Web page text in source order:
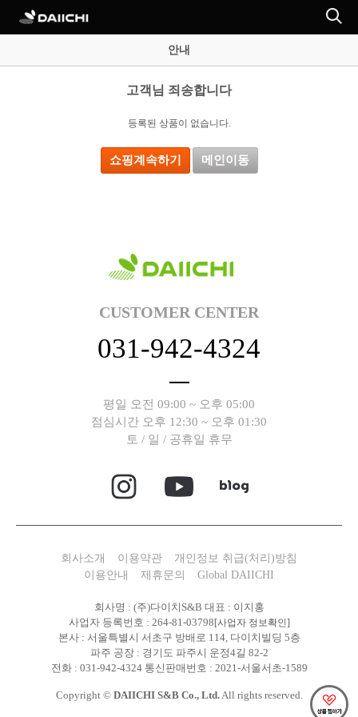
안내
고객님 죄송합니다
등록된 상품이 없습니다.
쇼핑계속하기 메인이동
CUSTOMER CENTER
031-942-4324
평일 오전 09:00 ~ 오후 05:00
점심시간 오후 12:30 ~ 오후 01:30
토 / 일 / 공휴일 휴무
회사소개 이용약관
개인정보 취급(처리)방침
이용안내
제휴문의 Global DAIICHI
회사명 : (주)다이치S&B 대표 : 이지홍
사업자 등록번호 : 264-81-03798[사업자 정보확인]
본사 : 서울특별시 서초구 방배로 114, 다이치빌딩 5층
파주 공장 : 경기도 파주시 운정4길 82-2
전화 : 031-942-4324 통신판매번호 : 2021-서울서초-1589
Copyright © DAIICHI S&B Co., Ltd.All rights reserved.